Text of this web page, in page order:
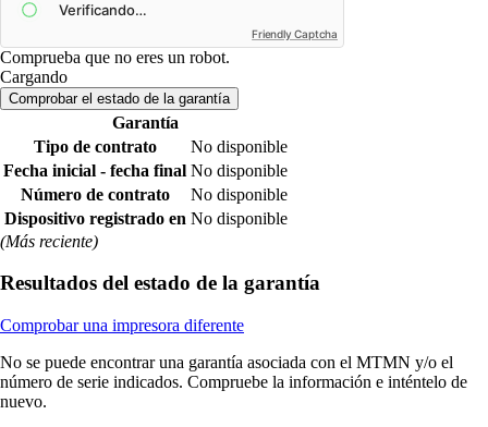
Friendly Captcha
Comprueba que no eres un robot.
Cargando
Comprobar el estado de la garantía
Garantía
Tipo de contrato
No disponible
Fecha inicial - fecha final No disponible
Número de contrato
No disponible
Dispositivo registrado en No disponible
(Más reciente)
Resultados del estado de la garantía
Comprobar una impresora diferente
No se puede encontrar una garantía asociada con el MTMN y/o el
número de serie indicados. Compruebe la información e inténtelo de
nuevo.